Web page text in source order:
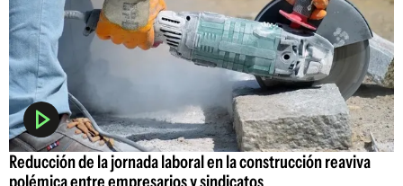
Reducción de la jornada laboral en la construcción reaviva
polémica entre empresarios y sindicatos